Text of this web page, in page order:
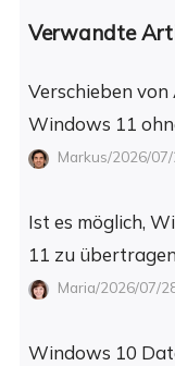
Verwandte
Verschieben
Windows 11
Markus/2026/
Ist es möglich,
11 zu
Maria/2026/07/
Windows 10